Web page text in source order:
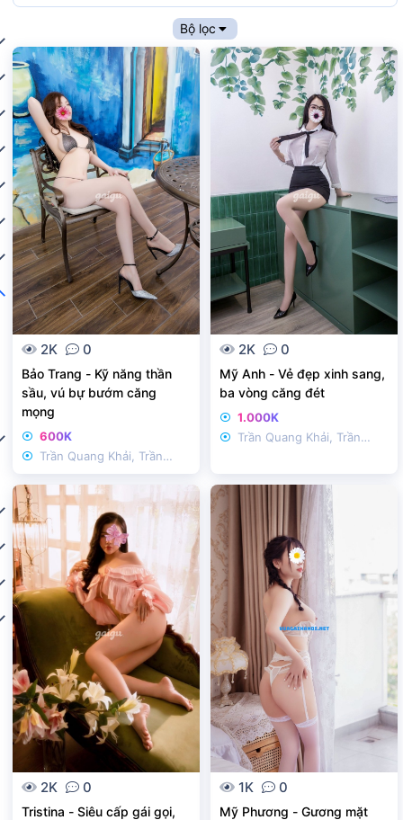
Bộ lọc
2K 0
Bảo Trang - Kỹ năng thần
sầu, vú bự bướm căng
mọng
600K
Trần Quang Khải, Trần
2K 0
Mỹ Anh - Vẻ đẹp xinh sang,
ba vòng căng đét
1.000K
Trần Quang Khải, Trần
2K 0
Tristina - Siêu cấp gái gọi,
1K 0
Mỹ Phương - Gương mặt